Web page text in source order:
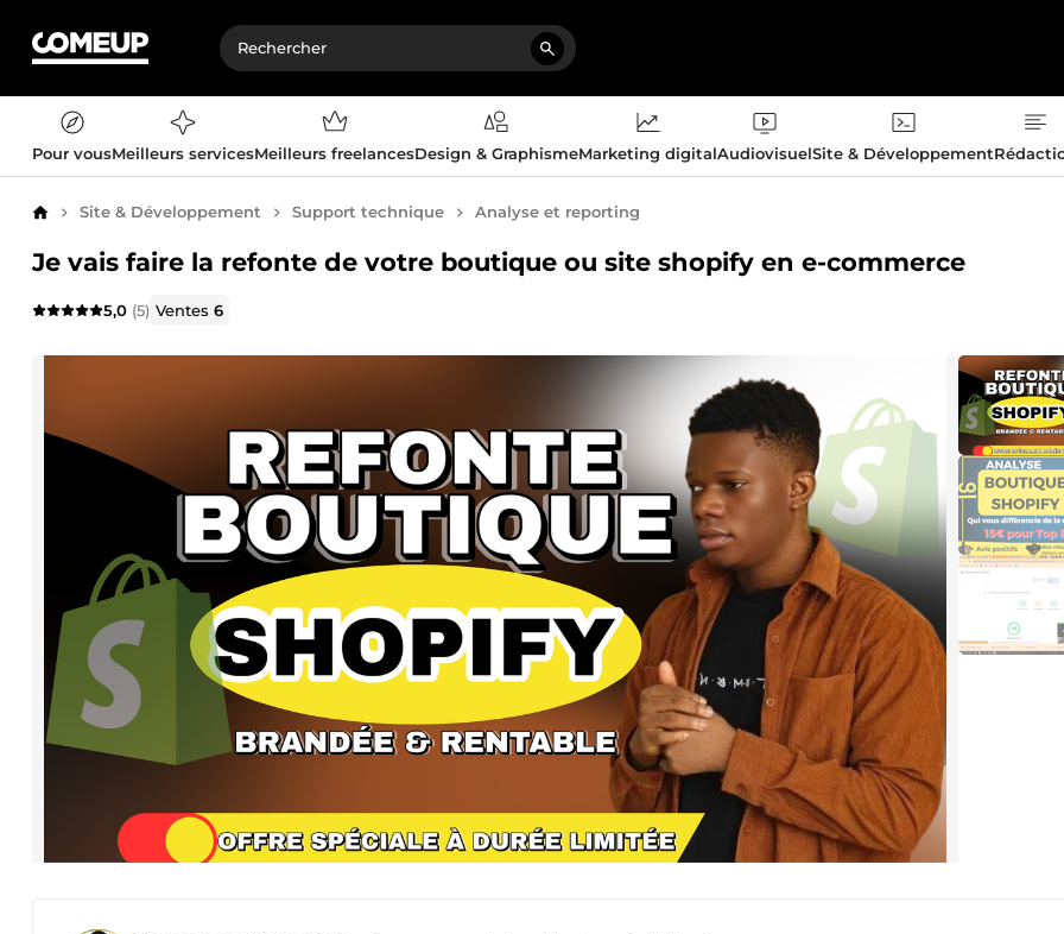
Pour vousMeilleurs servicesMeilleurs freelancesDesign & GraphismeMarketing digitalAudiovisuelSite & Développement
AccueilSite & Développement Support technique Analyse et reporting
Je vais faire la refonte de votre boutique ou site shopify en e-commerce
5,0 (5) Ventes6